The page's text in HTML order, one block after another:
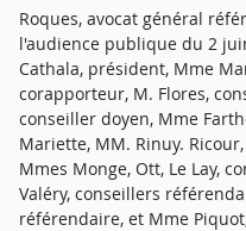
Roques, avocat général
l'audience publique du 2
Cathala, président, Mme
corapporteur, M. Flores,
conseiller doyen, Mme
Mariette, MM. Rinuy.
Mmes Monge, Ott, Le Lay,
Valéry, conseillers
référendaire, et Mme